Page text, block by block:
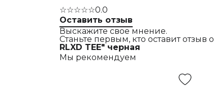
☆☆☆☆☆0.0
Оставить отзыв
Выскажите свое мнение.
Станьте первым, кто оставит отзыв о
RLXD TEE" черная
Мы рекомендуем